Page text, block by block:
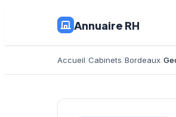
Annuaire RH
Accueil Cabinets Bordeaux